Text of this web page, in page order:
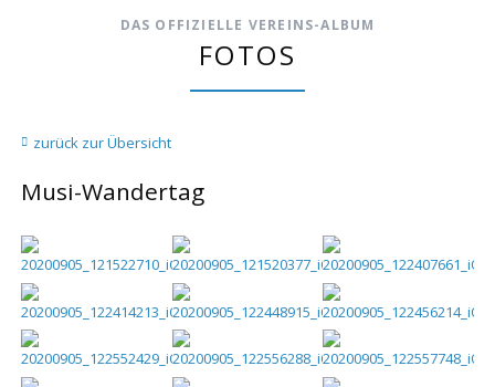
DAS OFFIZIELLE VEREINS-ALBUM
FOTOS
zurück zur Übersicht
Musi-Wandertag